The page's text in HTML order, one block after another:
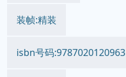
装帧:精装
isbn号码:9787020120963